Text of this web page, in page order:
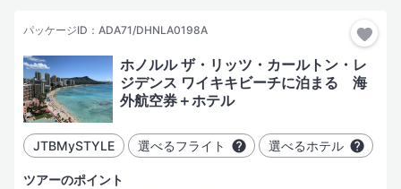
パッケージID：ADA71/DHNLA0198A
ホノルル ザ・リッツ・カールトン・レ
ジデンス ワイキキビーチに泊まる 海
外航空券＋ホテル
JTBMySTYLE 選べるフライト 選べるホテル
ツアーのポイント